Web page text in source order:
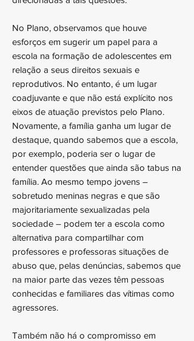
No Plano, observamos que houve
esforços em sugerir um papel para a
escola na formação de adolescentes em
relação a seus direitos sexuais e
reprodutivos. No entanto, é um lugar
coadjuvante e que não está explícito nos
eixos de atuação previstos pelo Plano.
Novamente, a família ganha um lugar de
destaque, quando sabemos que a escola,
por exemplo, poderia ser o lugar de
entender questões que ainda são tabus na
família. Ao mesmo tempo jovens –
sobretudo meninas negras e que são
majoritariamente sexualizadas pela
sociedade – podem ter a escola como
alternativa para compartilhar com
professores e professoras situações de
abuso que, pelas denúncias, sabemos que
na maior parte das vezes têm pessoas
conhecidas e familiares das vítimas como
agressores.
Também não há o compromisso em